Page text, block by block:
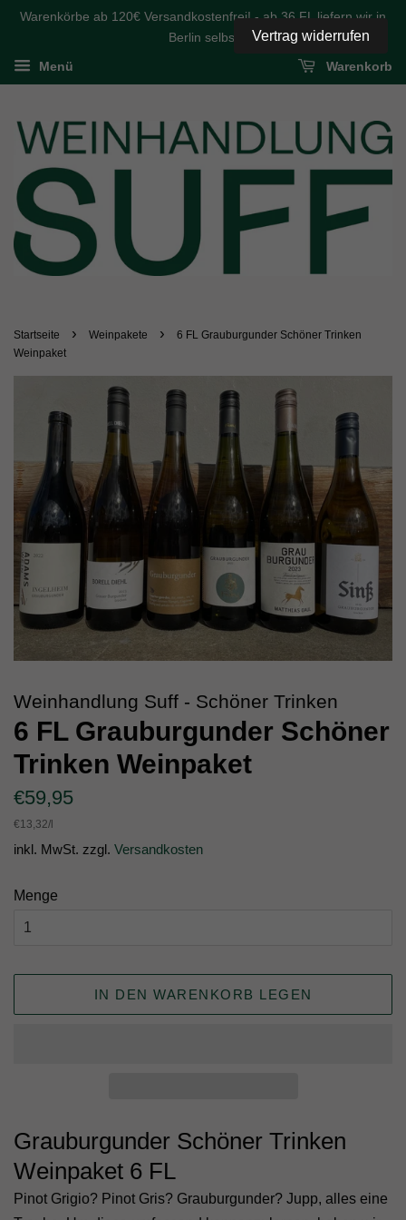
Warenkörbe ab 120€ Versandkostenfrei! - ab 36 FL liefern wir in
Berlin selbst
Menü Warenkorb
Startseite › Weinpakete ›
6 FL Grauburgunder Schöner Trinken
Weinpaket
Weinhandlung Suff - Schöner Trinken
6 FL Grauburgunder Schöner
Trinken Weinpaket
Normaler
Preis
€59,95
Einzelpreis
€13,32/pro
l
inkl. MwSt. zzgl. Versandkosten
Menge
IN DEN WARENKORB LEGEN
Grauburgunder Schöner Trinken
Weinpaket 6 FL
Pinot Grigio? Pinot Gris? Grauburgunder? Jupp, alles eine
Vertrag widerrufen